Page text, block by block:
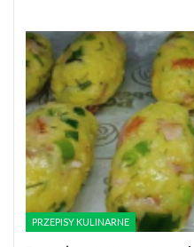
PRZEPISY KULINARNE